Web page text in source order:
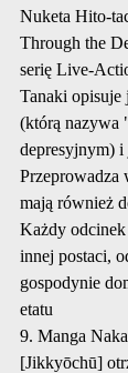
Nuketa Hito-
Through the
serię Live-
Tanaki opisuje
(którą nazywa
depresyjnym) i
Przeprowadza
mają również
Każdy odcinek
innej postaci,
gospodynie
etatu
9. Manga
[Jikkyōchū]